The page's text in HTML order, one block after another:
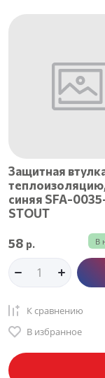
Защитная
синяя SFA-
STOUT
В
58 р.
К сравнению
В избранное